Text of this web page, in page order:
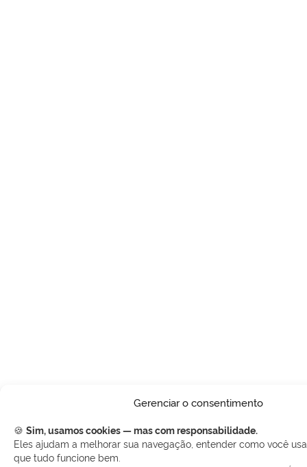
Gerenciar o consentimento
🍪 Sim, usamos cookies — mas com responsabilidade.
Eles ajudam a melhorar sua navegação, entender como você
que tudo funcione bem.